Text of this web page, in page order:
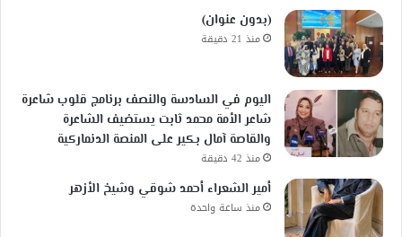
(بدون عنوان)
منذ 21 دقيقة
اليوم في السادسة والنصف برنامج قلوب شاعرة
شاعر الأمة محمد ثابت يستضيف الشاعرة
والقاصة آمال بكير على المنصة الدنماركية
منذ 42 دقيقة
أمير الشعراء أحمد شوقي وشيخ الأزهر
منذ ساعة واحدة